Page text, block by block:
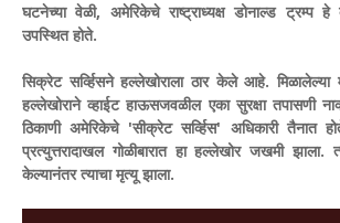
घटनेच्या वेळी, अमेरिकेचे राष्ट्राध्यक्ष डोनाल्ड ट्रम्प
उपस्थित होते.
सिक्रेट सर्व्हिसने हल्लेखोराला ठार केले आहे. मिळालेल्या
हल्लेखोराने व्हाईट हाऊसजवळील एका सुरक्षा तपासणी
ठिकाणी अमेरिकेचे 'सीक्रेट सर्व्हिस' अधिकारी तैनात
प्रत्युत्तरादाखल गोळीबारात हा हल्लेखोर जखमी झाला.
केल्यानंतर त्याचा मृत्यू झाला.